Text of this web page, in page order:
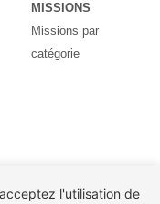
MISSIONS
Missions par
catégorie
l'utilisation de